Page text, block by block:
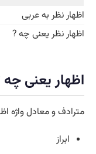
اظهار نظر به عربی
اظهار نظر یعنی چه ?
اظهار یعنی
مترادف و معادل واژه
ابراز